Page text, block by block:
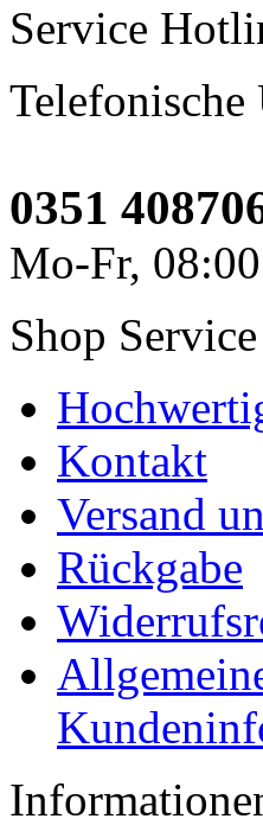
Service
0351
Mo-Fr,
Shop Service
Kontakt
Versand
Rückgabe